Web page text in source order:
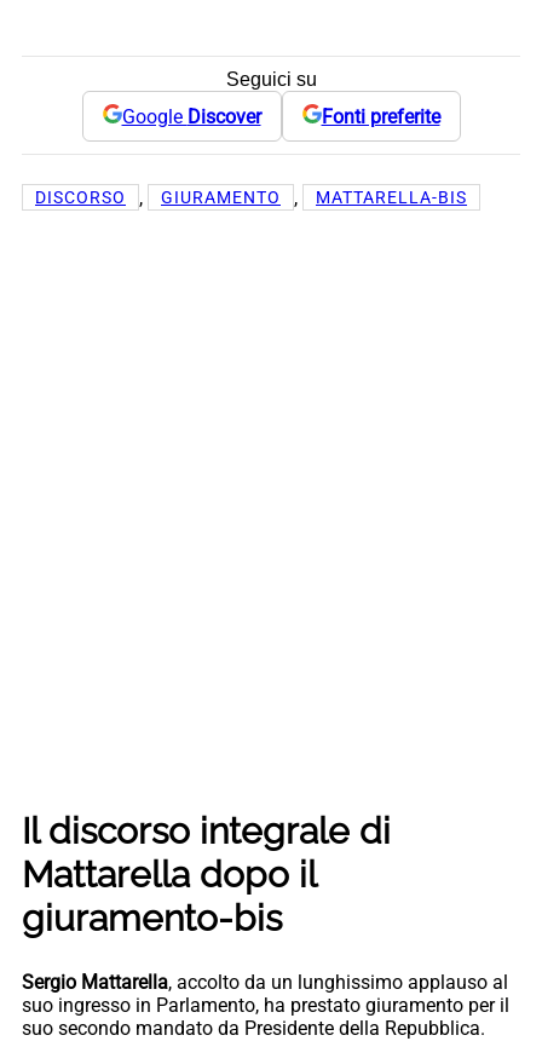
Seguici su
Google Discover Fonti preferite
DISCORSO , GIURAMENTO , MATTARELLA-BIS
Il discorso integrale di
Mattarella dopo il
giuramento-bis
Sergio Mattarella, accolto da un lunghissimo applauso al
suo ingresso in Parlamento, ha prestato giuramento per il
suo secondo mandato da Presidente della Repubblica.